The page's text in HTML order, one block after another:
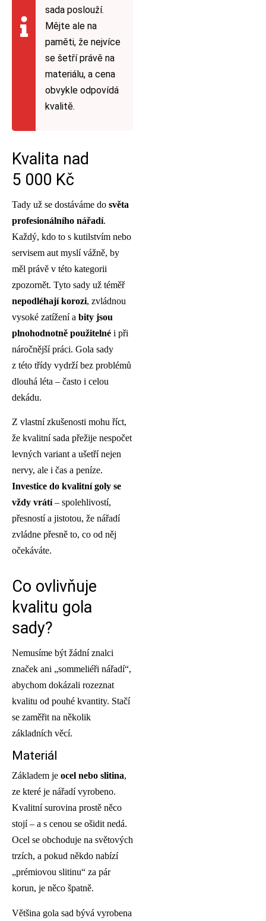
sada poslouží.
Mějte ale na
paměti, že nejvíce
se šetří právě na
materiálu, a cena
obvykle odpovídá
kvalitě.
Kvalita nad
5 000 Kč
Tady už se dostáváme do světa
profesionálního nářadí.
Každý, kdo to s kutilstvím nebo
servisem aut myslí vážně, by
měl právě v této kategorii
zpozornět. Tyto sady už téměř
nepodléhají korozi, zvládnou
vysoké zatížení a bity jsou
plnohodnotně použitelné i při
náročnější práci. Gola sady
z této třídy vydrží bez problémů
dlouhá léta – často i celou
dekádu.
Z vlastní zkušenosti mohu říct,
že kvalitní sada přežije nespočet
levných variant a ušetří nejen
nervy, ale i čas a peníze.
Investice do kvalitní goly se
vždy vrátí– spolehlivostí,
přesností a jistotou, že nářadí
zvládne přesně to, co od něj
očekáváte.
Co ovlivňuje
kvalitu gola
sady?
Nemusíme být žádní znalci
značek ani „sommeliéři nářadí“,
abychom dokázali rozeznat
kvalitu od pouhé kvantity. Stačí
se zaměřit na několik
základních věcí.
Materiál
Základem je ocel nebo slitina,
ze které je nářadí vyrobeno.
Kvalitní surovina prostě něco
stojí – a s cenou se ošidit nedá.
Ocel se obchoduje na světových
trzích, a pokud někdo nabízí
„prémiovou slitinu“ za pár
korun, je něco špatně.
Většina gola sad bývá vyrobena